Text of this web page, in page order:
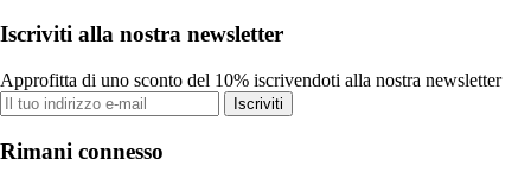
Iscriviti alla nostra newsletter
Approfitta di uno sconto del 10% iscrivendoti alla nostra newsletter
Iscriviti
Rimani connesso